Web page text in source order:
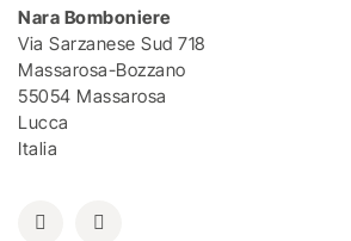
Nara Bomboniere
Via Sarzanese Sud 718
Massarosa-Bozzano
55054 Massarosa
Lucca
Italia